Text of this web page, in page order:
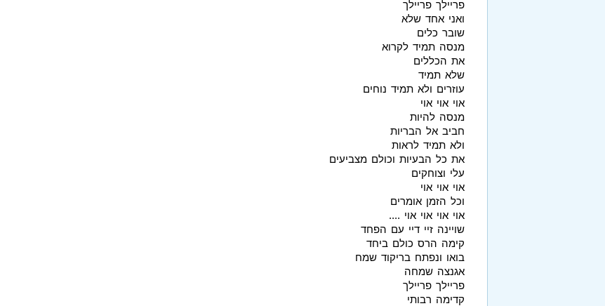
פריילך פריילך
ואני אחד שלא
שובר כלים
מנסה תמיד לקרוא
את הכללים
שלא תמיד
עוזרים ולא תמיד נוחים
אוי אוי אוי
מנסה להיות
חביב אל הבריות
ולא תמיד לראות
את כל הבעיות וכולם מצביעים
עלי וצוחקים
אוי אוי אוי
וכל הזמן אומרים
אוי אוי אוי אוי ....
שויינה זיי דיי עם הפחד
קימה הרס כולם ביחד
בואו ונפתח בריקוד שמח
אגנצה שמחה
פריילך פריילך
קדימה רבותי